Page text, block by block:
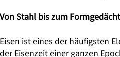
Von Stahl bis zum
Eisen ist eines der häufigsten
der Eisenzeit einer ganzen